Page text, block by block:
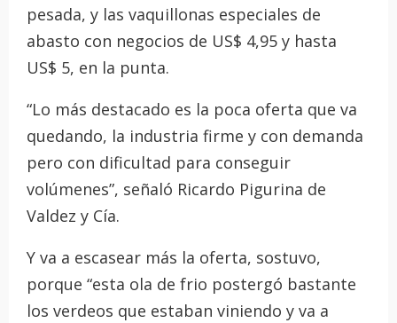
pesada, y las vaquillonas especiales de
abasto con negocios de US$ 4,95 y hasta
US$ 5, en la punta.
“Lo más destacado es la poca oferta que va
quedando, la industria firme y con demanda
pero con dificultad para conseguir
volúmenes”, señaló Ricardo Pigurina de
Valdez y Cía.
Y va a escasear más la oferta, sostuvo,
porque “esta ola de frio postergó bastante
los verdeos que estaban viniendo y va a